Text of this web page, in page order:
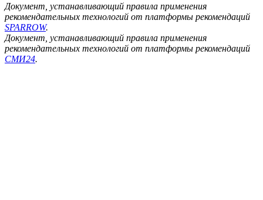
Документ, устанавливающий правила применения
рекомендательных технологий от платформы рекомендаций
SPARROW.
Документ, устанавливающий правила применения
рекомендательных технологий от платформы рекомендаций
СМИ24.